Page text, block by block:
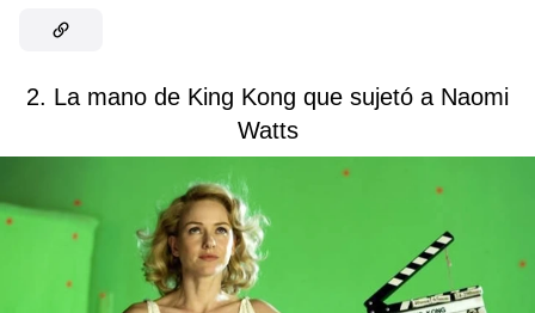
2. La mano de King Kong que sujetó a Naomi
Watts